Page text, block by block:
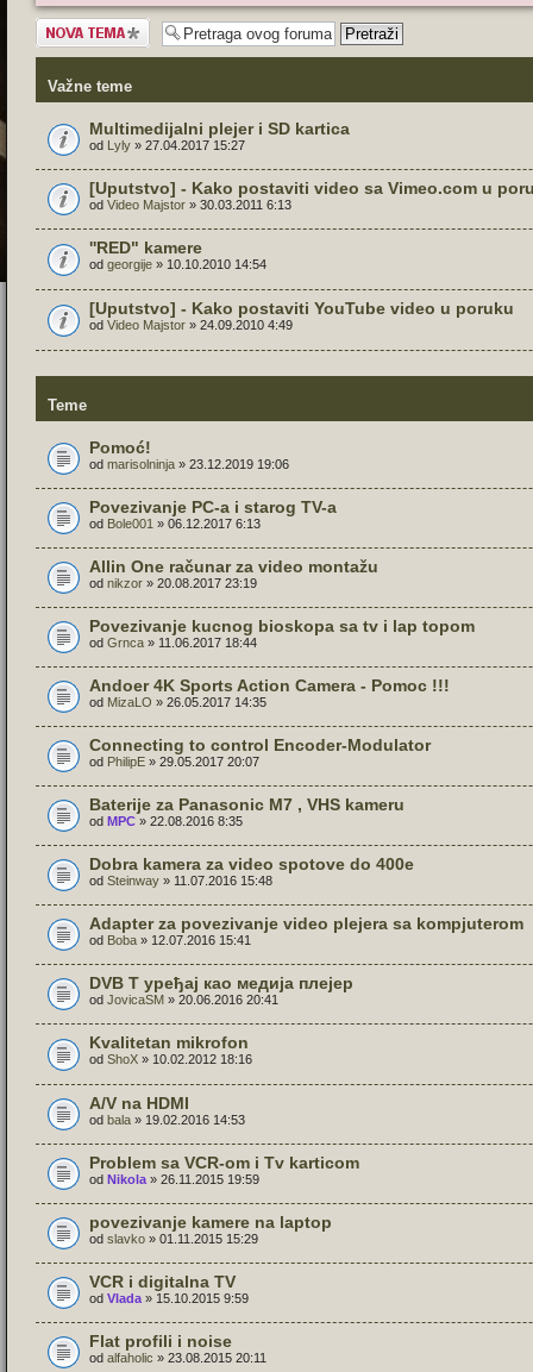
Započni novu
temu
Važne teme
Multimedijalni plejer i SD kartica
od Lyly » 27.04.2017 15:27
[Uputstvo] - Kako postaviti video sa Vimeo.com u
od Video Majstor » 30.03.2011 6:13
''RED" kamere
od georgije » 10.10.2010 14:54
[Uputstvo] - Kako postaviti YouTube video u poruku
od Video Majstor » 24.09.2010 4:49
Teme
Pomoć!
od marisolninja » 23.12.2019 19:06
Povezivanje PC-a i starog TV-a
od Bole001 » 06.12.2017 6:13
Allin One računar za video montažu
od nikzor » 20.08.2017 23:19
Povezivanje kucnog bioskopa sa tv i lap topom
od Grnca » 11.06.2017 18:44
Andoer 4K Sports Action Camera - Pomoc !!!
od MizaLO » 26.05.2017 14:35
Connecting to control Encoder-Modulator
od PhilipE » 29.05.2017 20:07
Baterije za Panasonic M7 , VHS kameru
od MPC » 22.08.2016 8:35
Dobra kamera za video spotove do 400e
od Steinway » 11.07.2016 15:48
Adapter za povezivanje video plejera sa kompjuterom
od Boba » 12.07.2016 15:41
DVB T уређај као медија плејер
od JovicaSM » 20.06.2016 20:41
Kvalitetan mikrofon
od ShoX » 10.02.2012 18:16
A/V na HDMI
od bala » 19.02.2016 14:53
Problem sa VCR-om i Tv karticom
od Nikola » 26.11.2015 19:59
povezivanje kamere na laptop
od slavko » 01.11.2015 15:29
VCR i digitalna TV
od Vlada » 15.10.2015 9:59
Flat profili i noise
od alfaholic » 23.08.2015 20:11